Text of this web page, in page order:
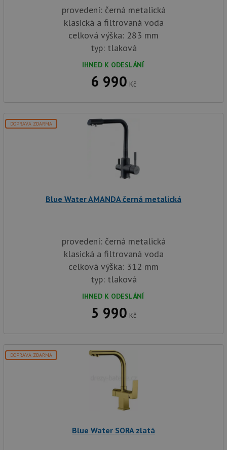
provedení: černá metalická
klasická a filtrovaná voda
celková výška: 283 mm
typ: tlaková
IHNED K ODESLÁNÍ
6 990 Kč
DOPRAVA ZDARMA
Blue Water AMANDA černá metalická
provedení: černá metalická
klasická a filtrovaná voda
celková výška: 312 mm
typ: tlaková
IHNED K ODESLÁNÍ
5 990 Kč
DOPRAVA ZDARMA
Blue Water SORA zlatá